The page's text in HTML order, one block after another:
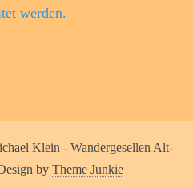
werden.
Klein - Wandergesellen Alt-
by Theme Junkie